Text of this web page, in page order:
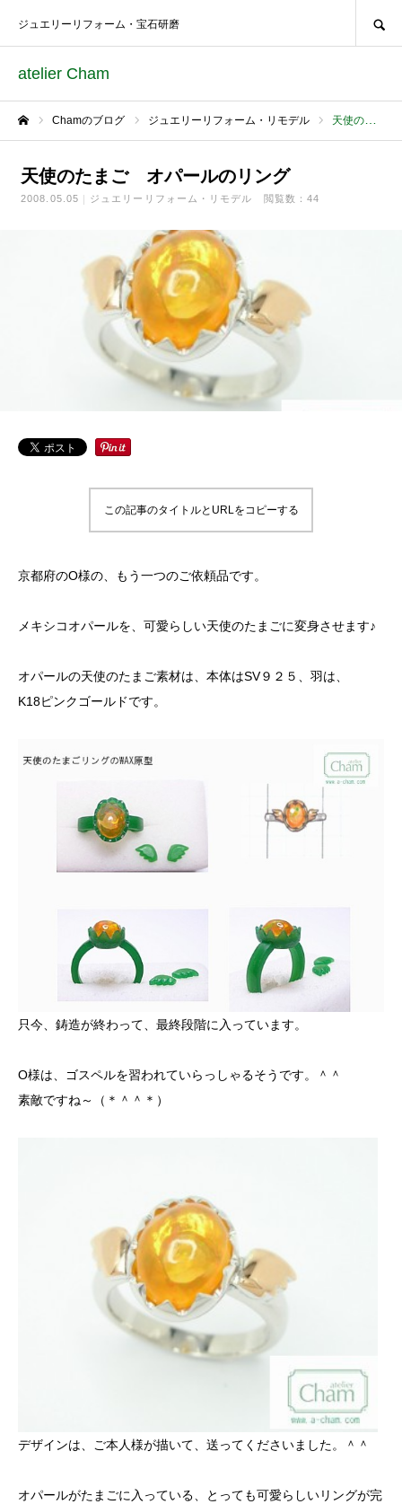
atelier Cham
ジュエリーリフォーム・宝石研磨
Chamのブログ ジュエリーリフォーム・リモデル 天使のたまご オパールのリング
天使のたまご オパールのリング
2008.05.05 ジュエリーリフォーム・リモデル 閲覧数：44
この記事のタイトルとURLをコピーする
京都府のO様の、もう一つのご依頼品です。
メキシコオパールを、可愛らしい天使のたまごに変身させます♪
オパールの天使のたまご素材は、本体はSV９２５、羽は、
K18ピンクゴールドです。
只今、鋳造が終わって、最終段階に入っています。
O様は、ゴスペルを習われていらっしゃるそうです。＾＾
素敵ですね～（＊＾＾＊）
デザインは、ご本人様が描いて、送ってくださいました。＾＾
オパールがたまごに入っている、とっても可愛らしいリングが完